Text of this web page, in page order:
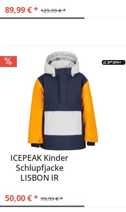
129,99 € *
89,99 € *
ICEPEAK Kinder
Schlupfjacke
LISBON JR
99,99 € *
50,00 € *